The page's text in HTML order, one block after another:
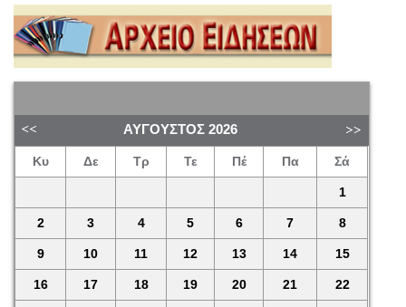
ΑΎΓΟΥΣΤΟΣ 2026
Κυ Δε Τρ Τε Πέ Πα Σά
1
2 3 4 5 6 7 8
9 10 11 12 13 14 15
16 17 18 19 20 21 22